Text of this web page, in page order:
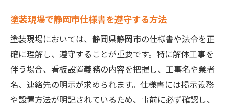
塗装現場で静岡市仕様書を遵守する方法
塗装現場においては、静岡県静岡市の仕様書や法令を正
確に理解し、遵守することが重要です。特に解体工事を
伴う場合、看板設置義務の内容を把握し、工事名や業者
名、連絡先の明示が求められます。仕様書には掲示義務
や設置方法が明記されているため、事前に必ず確認し、